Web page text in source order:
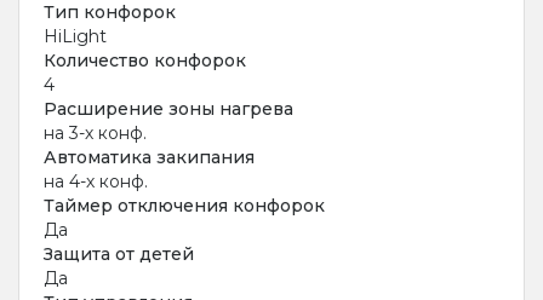
Тип конфорок
HiLight
Количество конфорок
4
Расширение зоны нагрева
на 3-х конф.
Автоматика закипания
на 4-х конф.
Таймер отключения конфорок
Да
Защита от детей
Да